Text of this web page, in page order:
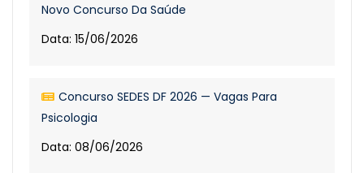
Novo Concurso Da Saúde
Data: 15/06/2026
Concurso SEDES DF 2026 — Vagas Para
Psicologia
Data: 08/06/2026